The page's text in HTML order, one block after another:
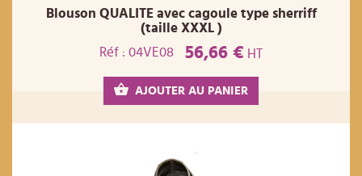
Blouson QUALITE avec cagoule type sherriff
(taille XXXL )
Réf : 04VE08
56,66 € HT
AJOUTER AU PANIER